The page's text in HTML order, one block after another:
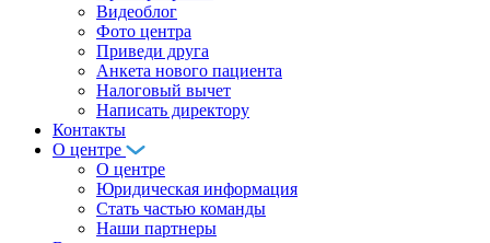
Видеоблог
Фото центра
Приведи друга
Анкета нового пациента
Налоговый вычет
Написать директору
Контакты
О центре
О центре
Юридическая информация
Стать частью команды
Наши партнеры